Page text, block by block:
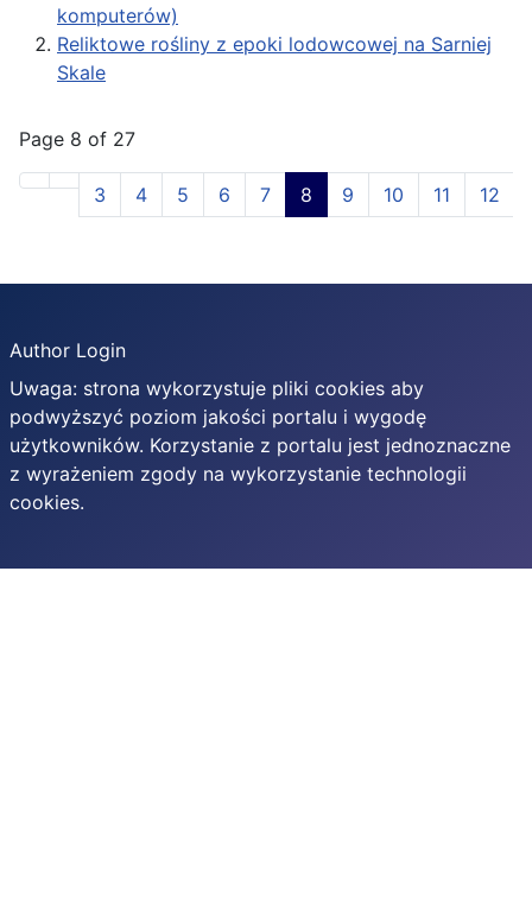
komputerów)
Reliktowe rośliny z epoki lodowcowej na Sarniej
Skale
Page 8 of 27
3 4 5 6 7 8 9 10 11 12
Author Login
Uwaga: strona wykorzystuje pliki cookies aby
podwyższyć poziom jakości portalu i wygodę
użytkowników. Korzystanie z portalu jest jednoznaczne
z wyrażeniem zgody na wykorzystanie technologii
cookies.